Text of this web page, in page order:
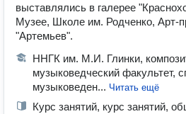
выставлялись в галерее
Музее, Школе им. Родченко, Арт-
"Артемьев".
ННГК им. М.И. Глинки,
музыковедческий факультет,
музыковеден... Читать ещё
Курс занятий, курс занятий,